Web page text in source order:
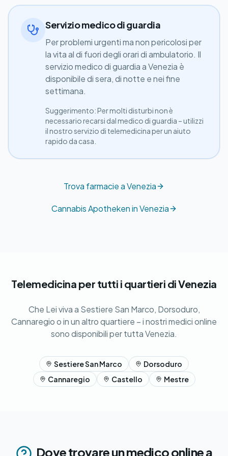
Servizio medico di guardia
Per problemi urgenti ma non pericolosi per
la vita al di fuori degli orari di ambulatorio. Il
servizio medico di guardia a Venezia è
disponibile di sera, di notte e nei fine
settimana.
Suggerimento: Per molti disturbi non è
necessario recarsi dal medico di guardia – utilizzi
il nostro servizio di telemedicina per un aiuto
rapido da casa.
Trova farmacie a Venezia
Cannabis Apotheken in Venezia
Telemedicina per tutti i quartieri di Venezia
Che Lei viva a Sestiere San Marco, Dorsoduro,
Cannaregio o in un altro quartiere – i nostri medici online
sono disponibili per tutta Venezia.
Sestiere San Marco
Dorsoduro
Cannaregio
Castello Mestre
Dove trovare un medico online a